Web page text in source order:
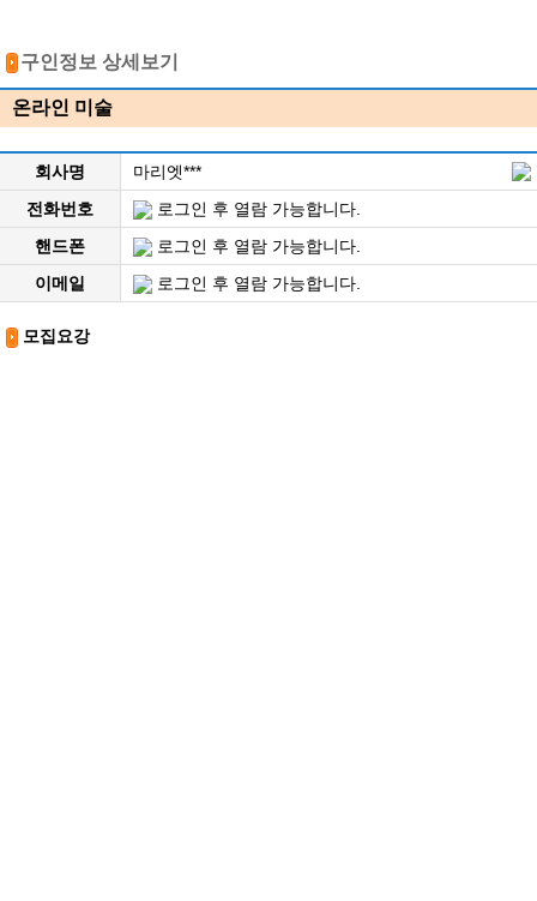
구인정보 상세보기
온라인 미술
회사명
마리엣***
전화번호
로그인 후 열람 가능합니다.
핸드폰
로그인 후 열람 가능합니다.
이메일
로그인 후 열람 가능합니다.
모집요강